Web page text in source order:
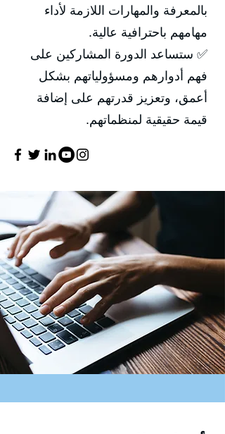
بالمعرفة والمهارات اللازمة لأداء
مهامهم باحترافية عالية.
✅ ستساعد الدورة المشاركين على
فهم أدوارهم ومسؤولياتهم بشكل
أعمق، وتعزيز قدرتهم على إضافة
قيمة حقيقية لمنظماتهم.